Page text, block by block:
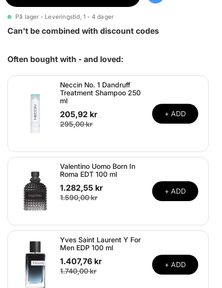
På lager - Leveringstid, 1 - 4 dager
Can't be combined with discount codes
Often bought with - and loved:
Neccin No. 1 Dandruff
Treatment Shampoo 250
ml
205,92 kr
295,00 kr
+ ADD
Valentino Uomo Born In
Roma EDT 100 ml
1.282,55 kr
1.590,00 kr
+ ADD
Yves Saint Laurent Y For
Men EDP 100 ml
1.407,76 kr
1.740,00 kr
+ ADD